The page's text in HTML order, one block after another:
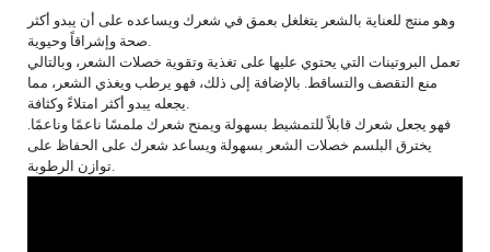
وهو منتج للعناية بالشعر يتغلغل بعمق في شعرك ويساعده على أن يبدو أكثر
صحة وإشراقاً وحيوية.
تعمل البروتينات التي يحتوي عليها على تغذية وتقوية خصلات الشعر، وبالتالي
منع التقصف والتساقط. بالإضافة إلى ذلك، فهو يرطب ويغذي الشعر، مما
يجعله يبدو أكثر امتلاءً وكثافة.
فهو يجعل شعرك قابلاً للتمشيط بسهولة ويمنح شعرك ملمسًا ناعمًا وناعمًا.
يخترق البلسم خصلات الشعر بسهولة ويساعد شعرك على الحفاظ على
توازن الرطوبة.